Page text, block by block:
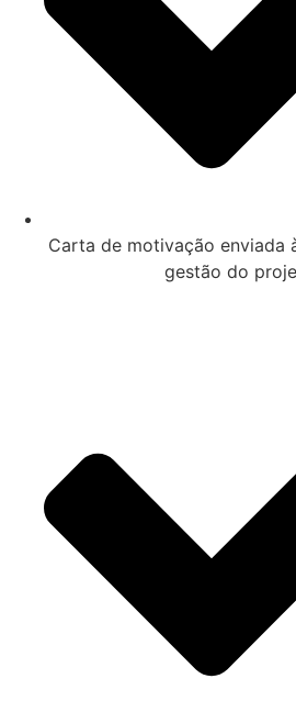
Carta de motivação enviada
gestão do